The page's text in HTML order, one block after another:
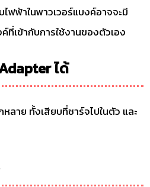
ฟฟ้าในพาวเวอร์แบงค์อาจจะมี
ที่เข้ากับการใช้งานของตัวเอง
ได้
ลาย ทั้งเสียบที่ชาร์จไปในตัว และ